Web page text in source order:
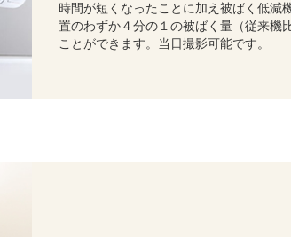
時間が短くなったことに加え被ばく低減
置のわずか４分の１の被ばく量（従来機
ことができます。当日撮影可能です。